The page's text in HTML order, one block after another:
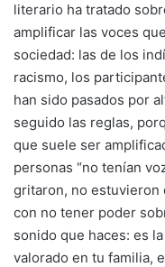
literario ha tratado
amplificar las voces
sociedad: las de los
racismo, los
han sido pasados por
seguido las reglas,
que suele ser
personas “no tenían
gritaron, no estuvieron
con no tener poder
sonido que haces: es
valorado en tu familia,